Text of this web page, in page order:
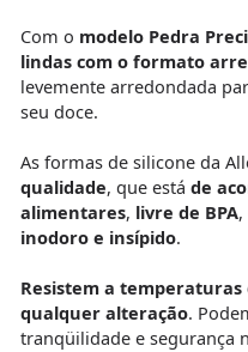
Com o modelo Pedra
lindas com o formato
levemente arredondada
seu doce.
As formas de silicone da
qualidade, que está de
alimentares, livre de BPA,
inodoro e insípido.
Resistem a temperaturas
qualquer alteração.
tranqüilidade e segurança